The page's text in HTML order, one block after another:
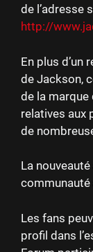
de l’adresse
http://
En plus d’un
de Jackson,
de la
relatives aux
de
La
communauté
Les fans
profil dans